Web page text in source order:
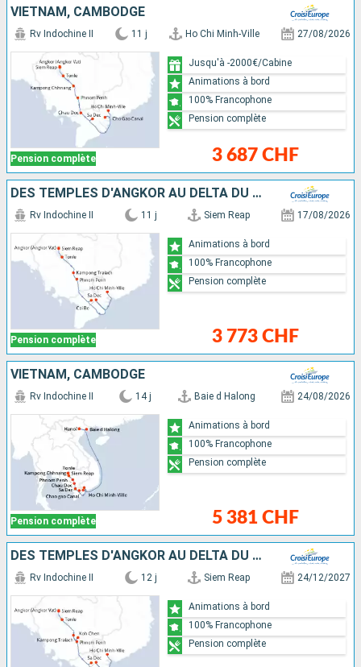
VIETNAM, CAMBODGE
Pension complète
Rv Indochine II 11 j Ho Chi Minh-Ville 27/08/2026
3 687 CHF
Jusqu'à -2000€/Cabine
Animations à bord
100% Francophone
Pension complète
DES TEMPLES D'ANGKOR AU DELTA DU MÉKONG
Pension complète
Rv Indochine II 11 j Siem Reap 17/08/2026
3 773 CHF
Animations à bord
100% Francophone
Pension complète
VIETNAM, CAMBODGE
Pension complète
Rv Indochine II 14 j Baie d Halong 24/08/2026
5 381 CHF
Animations à bord
100% Francophone
Pension complète
DES TEMPLES D'ANGKOR AU DELTA DU MÉKONG, VIVEZ DES FÊTES DE FIN D'ANNÉES UNIQUES ET DÉPAYSANTES
Rv Indochine II 12 j Siem Reap 24/12/2027
Animations à bord
100% Francophone
Pension complète